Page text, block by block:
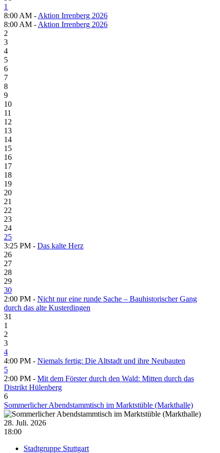
1
8:00 AM - Aktion Irrenberg 2026
8:00 AM - Aktion Irrenberg 2026
2
3
4
5
6
7
8
9
10
11
12
13
14
15
16
17
18
19
20
21
22
23
24
25
3:25 PM - Das kalte Herz
26
27
28
29
30
2:00 PM - Nicht nur eine runde Sache – Bauhistorischer Gang
durch das alte Kusterdingen
31
1
2
3
4
4:00 PM - Niemals fertig: Die Altstadt und ihre Neubauten
5
2:00 PM - Mit dem Förster durch den Wald: Mitten durch das
Distrikt Hülenberg
6
Sommerlicher Abendstammtisch im Marktstüble (Markthalle)
28. Juli. 2026
18:00
Stadtgruppe Stuttgart